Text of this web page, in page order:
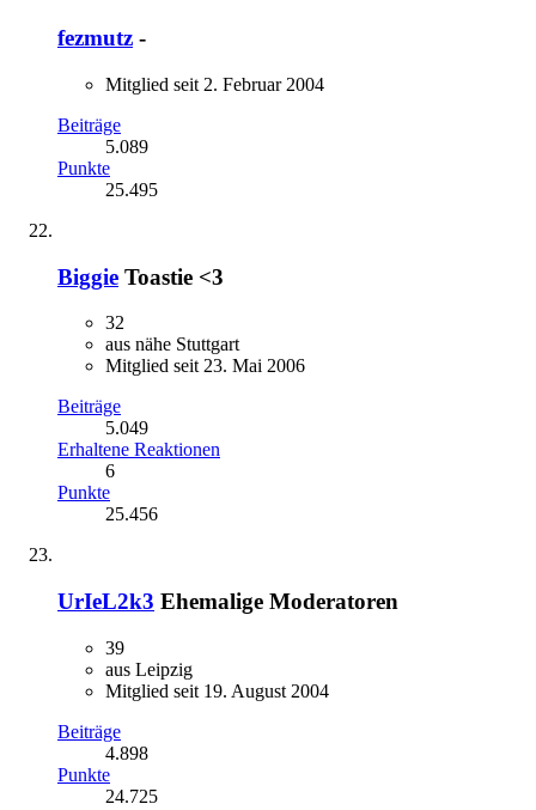
fezmutz -
Mitglied seit 2. Februar 2004
Beiträge
5.089
Punkte
25.495
Biggie Toastie <3
32
aus nähe Stuttgart
Mitglied seit 23. Mai 2006
Beiträge
5.049
Erhaltene Reaktionen
6
Punkte
25.456
UrIeL2k3 Ehemalige Moderatoren
39
aus Leipzig
Mitglied seit 19. August 2004
Beiträge
4.898
Punkte
24.725